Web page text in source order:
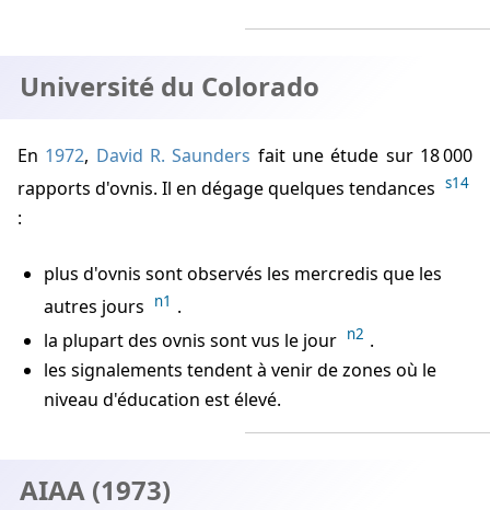
Université du Colorado
En 1972, David R. Saunders fait une étude sur 18 000
rapports d'ovnis. Il en dégage quelques tendances s14
:
plus d'ovnis sont observés les mercredis que les
autres jours
n1 .
la plupart des ovnis sont vus le jour n2 .
les signalements tendent à venir de zones où le
niveau d'éducation est élevé.
AIAA (1973)